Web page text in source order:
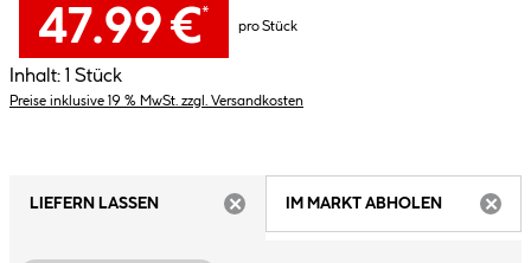
47.99 €*
pro Stück
Inhalt: 1 Stück
Preise inklusive 19 % MwSt. zzgl. Versandkosten
LIEFERN LASSEN
IM MARKT ABHOLEN